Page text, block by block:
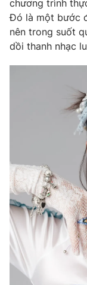
Tổng đài VTV:
Ðiện thoại Thời
Email:
® Cấm sao chép
thuận bằng văn
thông tin từ
chương trình
Đó là một bước
nên trong suốt
dồi thanh nhạc